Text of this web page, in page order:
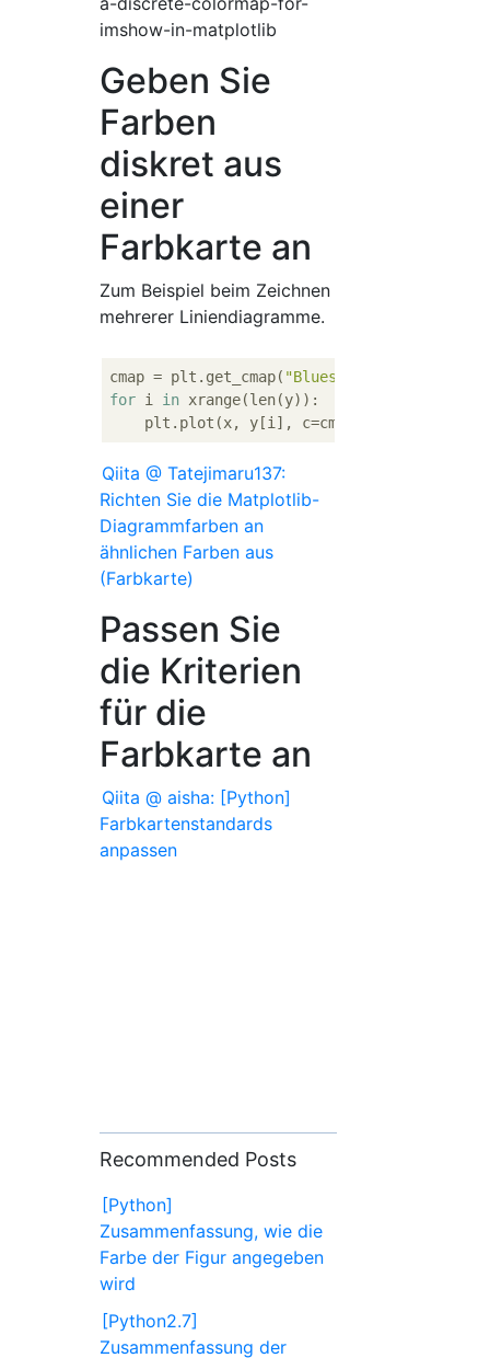
imshow-in-matplotlib
Geben Sie
Farben
diskret aus
einer
Farbkarte an
Zum Beispiel beim Zeichnen
mehrerer Liniendiagramme.
cmap = plt.get_cmap( "Blues"
for i in xrange(len(y)):
Qiita @ Tatejimaru137:
Richten Sie die Matplotlib-
Diagrammfarben an
ähnlichen Farben aus
(Farbkarte)
Passen Sie
die Kriterien
für die
Farbkarte an
Qiita @ aisha: [Python]
Farbkartenstandards
anpassen
Recommended Posts
[Python]
Zusammenfassung, wie die
Farbe der Figur angegeben
wird
[Python2.7]
Zusammenfassung der